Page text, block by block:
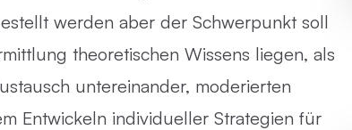
werden aber der Schwerpunkt soll
theoretischen Wissens liegen, als
untereinander, moderierten
Entwickeln individueller Strategien für